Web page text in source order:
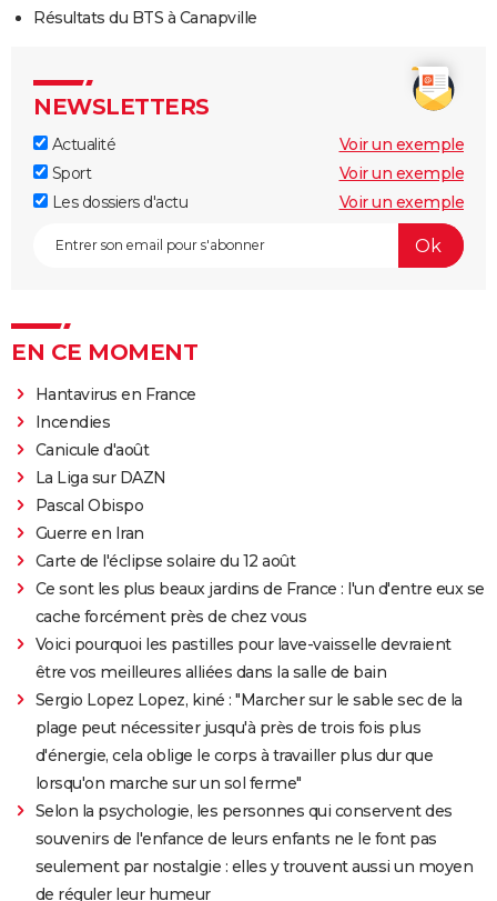
Résultats du BTS à Canapville
NEWSLETTERS
Actualité
Voir un exemple
Sport
Voir un exemple
Les dossiers d'actu
Voir un exemple
EN CE MOMENT
Hantavirus en France
Incendies
Canicule d'août
La Liga sur DAZN
Pascal Obispo
Guerre en Iran
Carte de l'éclipse solaire du 12 août
Ce sont les plus beaux jardins de France : l'un d'entre eux se
cache forcément près de chez vous
Voici pourquoi les pastilles pour lave-vaisselle devraient
être vos meilleures alliées dans la salle de bain
Sergio Lopez Lopez, kiné : "Marcher sur le sable sec de la
plage peut nécessiter jusqu'à près de trois fois plus
d'énergie, cela oblige le corps à travailler plus dur que
lorsqu'on marche sur un sol ferme"
Selon la psychologie, les personnes qui conservent des
souvenirs de l'enfance de leurs enfants ne le font pas
seulement par nostalgie : elles y trouvent aussi un moyen
de réguler leur humeur